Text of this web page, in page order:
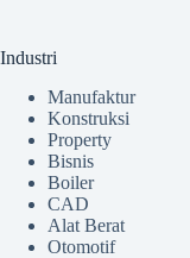
Industri
Manufaktur
Konstruksi
Property
Bisnis
Boiler
CAD
Alat Berat
Otomotif